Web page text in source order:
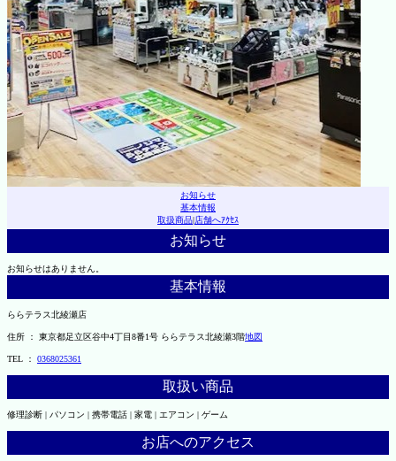
お知らせ
基本情報
取扱商品|店舗へｱｸｾｽ
お知らせ
お知らせはありません。
基本情報
ららテラス北綾瀬店
住所 ： 東京都足立区谷中4丁目8番1号 ららテラス北綾瀬3階地図
TEL ： 0368025361
取扱い商品
修理診断 | パソコン | 携帯電話 | 家電 | エアコン | ゲーム
お店へのアクセス